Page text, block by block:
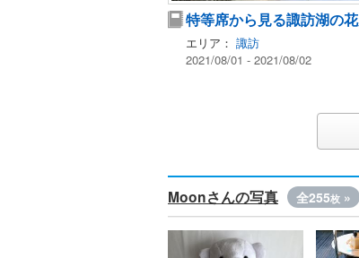
特等席から見る諏訪湖の
エリア： 諏訪
2021/08/01 - 2021/08/02
Moonさんの写真 全255枚 »